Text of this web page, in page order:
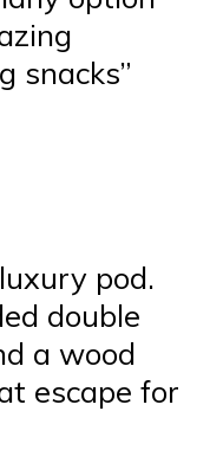
snacks”
pod.
double
a wood
escape for